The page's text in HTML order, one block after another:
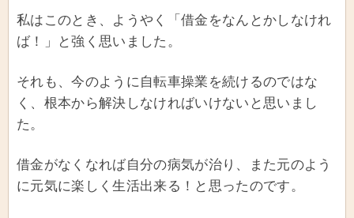
私はこのとき、ようやく「借金をなんとかしなけれ
ば！」と強く思いました。
それも、今のように自転車操業を続けるのではな
く、根本から解決しなければいけないと思いまし
た。
借金がなくなれば自分の病気が治り、また元のよう
に元気に楽しく生活出来る！と思ったのです。